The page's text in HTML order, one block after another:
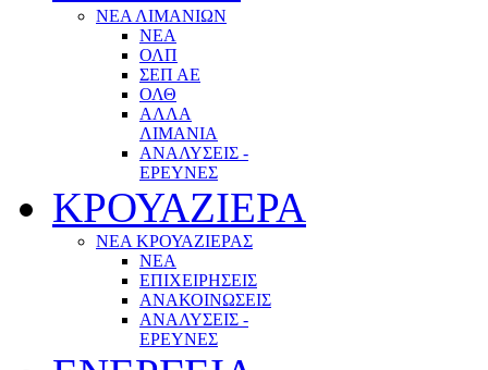
ΝΕΑ ΛΙΜΑΝΙΩΝ
ΝΕΑ
ΟΛΠ
ΣΕΠ ΑΕ
ΟΛΘ
ΑΛΛΑ
ΛΙΜΑΝΙΑ
ΑΝΑΛΥΣΕΙΣ -
ΕΡΕΥΝΕΣ
ΚΡΟΥΑΖΙΕΡΑ
ΝΕΑ ΚΡΟΥΑΖΙΕΡΑΣ
NEA
ΕΠΙΧΕΙΡΗΣΕΙΣ
ΑΝΑΚΟΙΝΩΣΕΙΣ
ΑΝΑΛΥΣΕΙΣ -
ΕΡΕΥΝΕΣ